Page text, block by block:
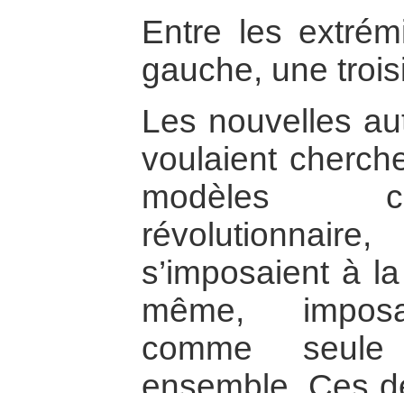
Entre les
gauche, une
Les nouvelles
voulaient
modèles
s’imposaient à
même,
comme